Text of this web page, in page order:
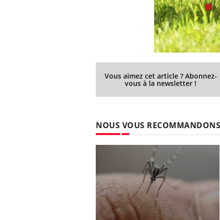
Vous aimez cet article ? Abonnez-
vous à la newsletter !
NOUS VOUS RECOMMANDONS